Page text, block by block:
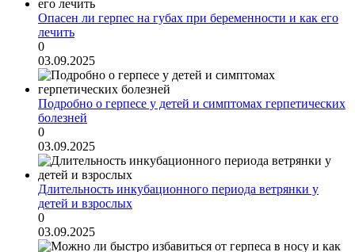
Опасен ли герпес на губах при беременности и как его
лечить
0
03.09.2025
Подробно о герпесе у детей и симптомах герпетических
болезней
0
03.09.2025
Длительность инкубационного периода ветрянки у
детей и взрослых
0
03.09.2025